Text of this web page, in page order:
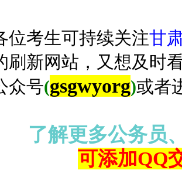
位考生可持续关注甘
刷新网站，又想及时
众号(gsgwyorg)或者
了解更多公务员
可添加QQ